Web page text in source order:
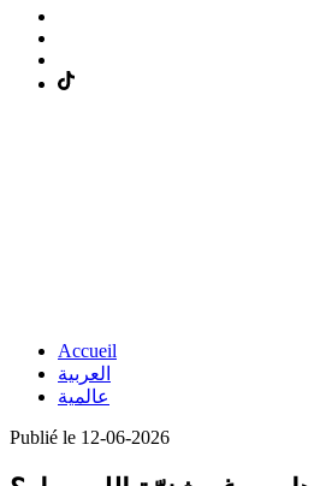
Accueil
العربية
عالمية
Publié le 12-06-2026